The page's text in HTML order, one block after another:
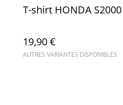
T-shirt HONDA S2000
19,90 €
AUTRES VARIANTES DISPONIBLES